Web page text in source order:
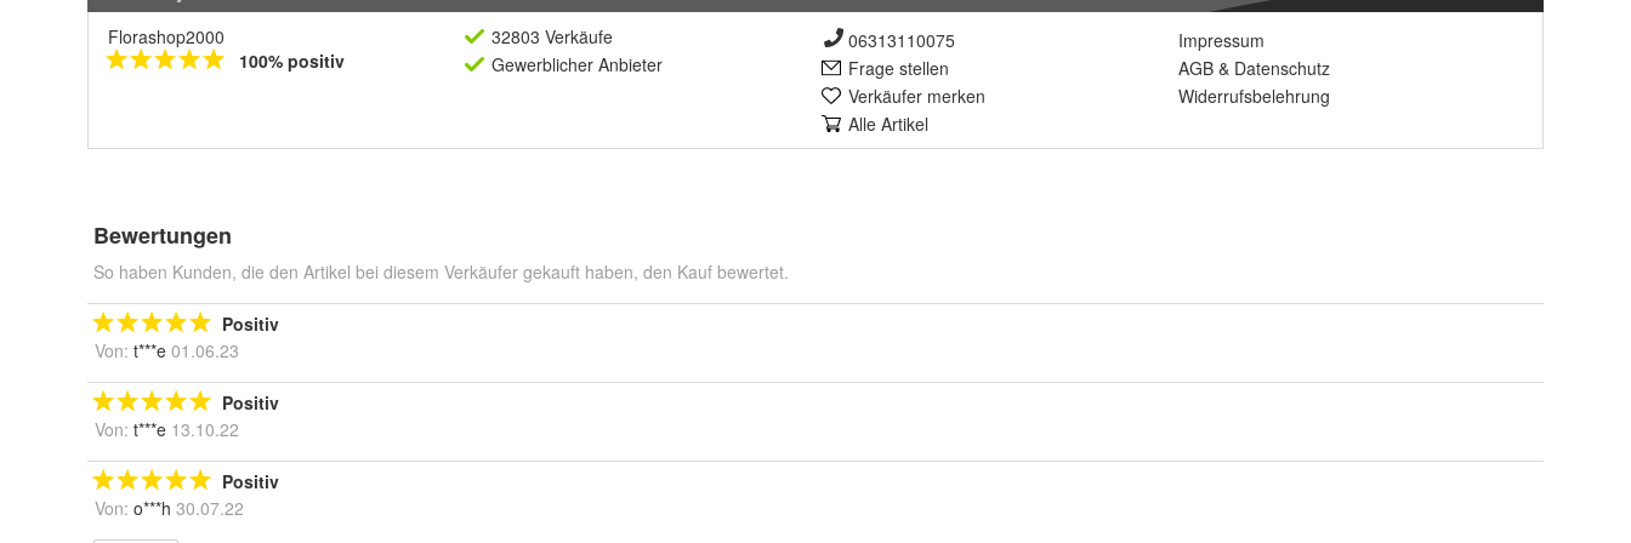
Florashop2000
100% positiv
32803 Verkäufe
Gewerblicher Anbieter
06313110075
Frage stellen
Verkäufer merken
Alle Artikel
Impressum
AGB & Datenschutz
Widerrufsbelehrung
Bewertungen
So haben Kunden, die den Artikel bei diesem Verkäufer gekauft haben, den Kauf bewertet.
Positiv
Von: t***e 01.06.23
Positiv
Von: t***e 13.10.22
Positiv
Von: o***h 30.07.22